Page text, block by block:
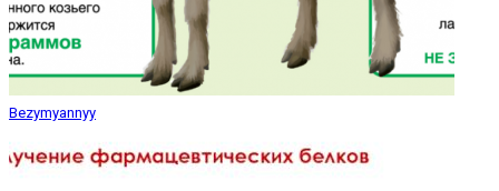
Bezymyannyy